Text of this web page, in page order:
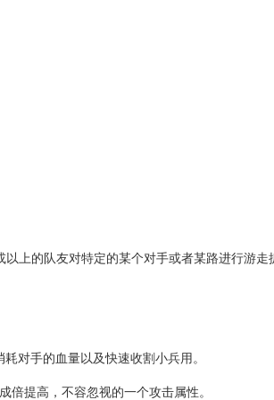
上的队友对特定的某个对手或者某路进行游走
对手的血量以及快速收割小兵用。
倍提高，不容忽视的一个攻击属性。